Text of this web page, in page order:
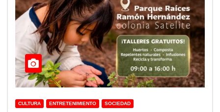
CULTURA ENTRETENIMIENTO SOCIEDAD